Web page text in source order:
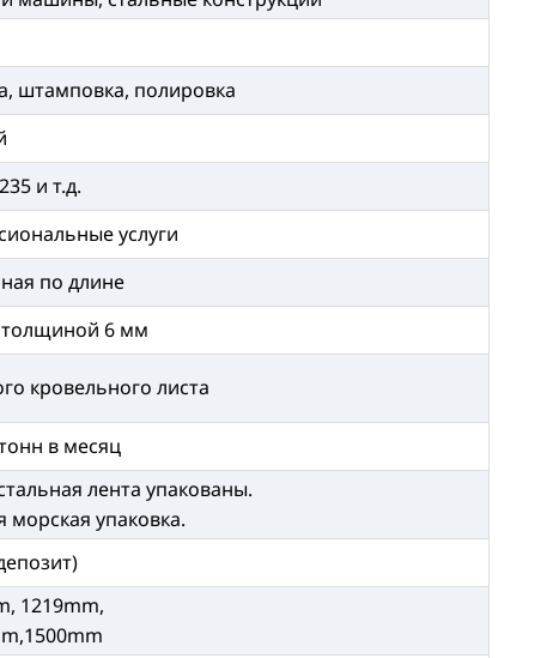
штамповка, полировка
и т.д.
услуги
по длине
толщиной 6 мм
кровельного листа
в месяц
лента упакованы.
морская упаковка.
1219mm,